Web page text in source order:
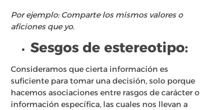
Por ejemplo: Comparte los mismos valores o
aficiones que yo.
Sesgos de estereotipo​:
Consideramos que cierta información es
suficiente para tomar una decisión, solo porque
hacemos asociaciones entre rasgos de carácter o
información específica, las cuales nos llevan a